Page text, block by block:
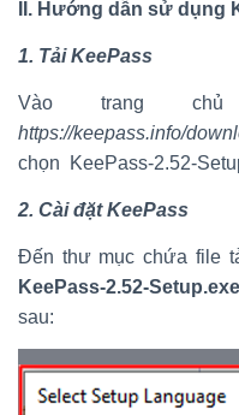
II. H ướng dẫn sử dụng
1. Tải KeePass
Vào trang
https://keepass.info/
chọn KeePass-2.52-
2. Cài đặt KeePass
Đến thư mục chứa file
KeePass-2.52-Setup.exe
sau: